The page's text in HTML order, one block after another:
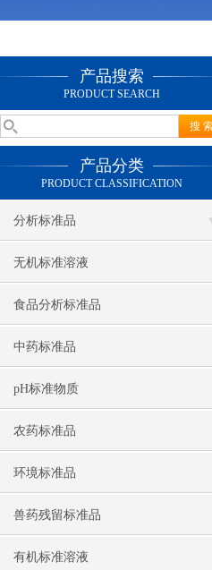
产品搜索
PRODUCT SEARCH
产品分类
PRODUCT CLASSIFICATION
分析标准品
无机标准溶液
食品分析标准品
中药标准品
pH标准物质
农药标准品
环境标准品
兽药残留标准品
有机标准溶液